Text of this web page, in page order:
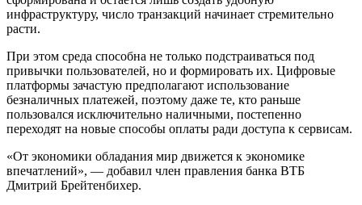
инфраструктуру, число транзакций начинает стремительно
расти.
При этом среда способна не только подстраиваться под
привычки пользователей, но и формировать их. Цифровые
платформы зачастую предполагают использование
безналичных платежей, поэтому даже те, кто раньше
пользовался исключительно наличными, постепенно
переходят на новые способы оплаты ради доступа к сервисам.
«От экономики обладания мир движется к экономике
впечатлений», — добавил член правления банка ВТБ
Дмитрий Брейтенбихер.